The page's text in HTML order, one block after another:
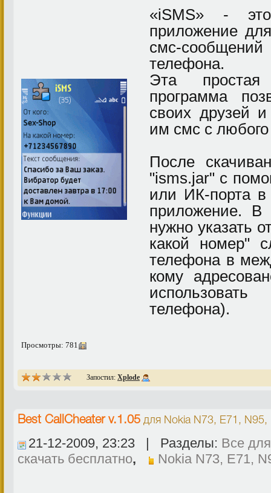
«iSMS» -
приложение
смс-
телефона.
Эта
программа
своих друзей
им смс с
После
"isms.jar" с
или ИК-порта в
приложение. В
нужно указать
какой номер"
телефона в
кому
телефона).
Просмотры: 781
Запостил: Xplode
Best CallCheater v.1.05 для Nokia N73, E71, N95,
21-12-2009, 23:23 | Разделы: Все
скачать бесплатно, Nokia N73, E71,